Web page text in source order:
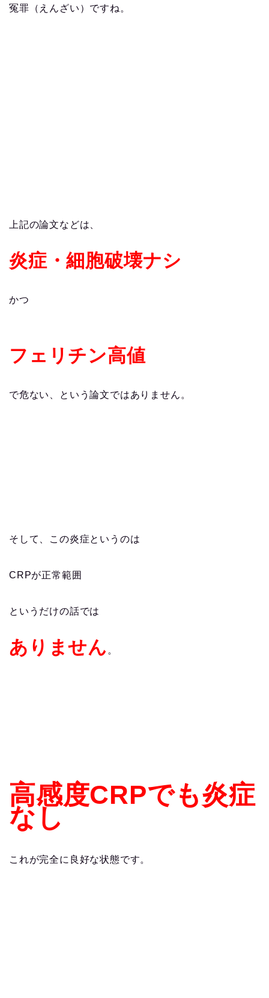
冤罪（えんざい）ですね。
上記の論文などは、
炎症・細胞破壊ナシ
かつ
フェリチン高値
で危ない、という論文ではありません。
そして、この炎症というのは
CRPが正常範囲
というだけの話では
ありません 。
高感度CRPでも炎症
なし
これが完全に良好な状態です。